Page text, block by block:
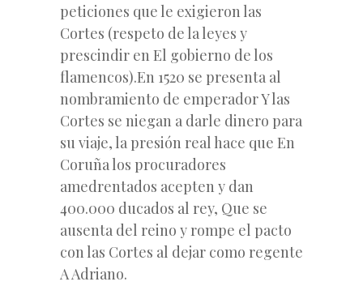
peticiones que le exigieron las
Cortes (respeto de la leyes y
prescindir en El gobierno de los
flamencos).En 1520 se presenta al
nombramiento de emperador Y las
Cortes se niegan a darle dinero para
su viaje, la presión real hace que En
Coruña los procuradores
amedrentados acepten y dan
400.000 ducados al rey, Que se
ausenta del reino y rompe el pacto
con las Cortes al dejar como regente
A Adriano.